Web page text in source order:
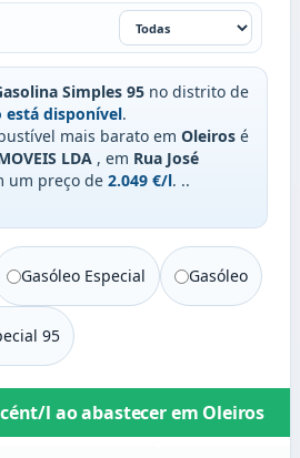
Simples 95 no distrito de
está disponível.
mais barato em Oleiros é
LDA , em Rua José
um preço de 2.049 €/l. ..
Gasóleo Especial Gasóleo
95
l ao abastecer em Oleiros